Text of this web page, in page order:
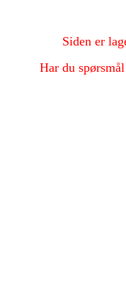
Siden er
Har du